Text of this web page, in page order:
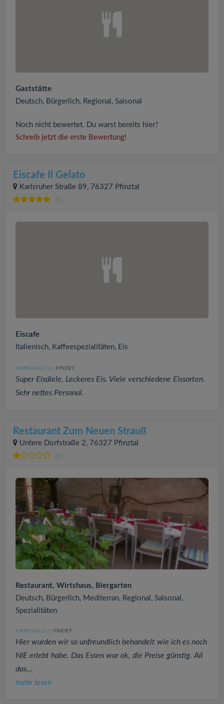
Gaststätte
Deutsch, Bürgerlich, Regional, Saisonal
Noch nicht bewertet. Du warst bereits hier?
Schreib jetzt die erste Bewertung!
Eiscafe Il Gelato
Karlsruher Straße 89, 76327 Pfinztal
(1)
Eiscafe
Italienisch, Kaffeespezialitäten, Eis
MARSCHALL (12 ) FINDET:
Super Eisdiele. Leckeres Eis. Viele verschiedene Eissorten.
Sehr nettes Personal.
Restaurant Zum Neuen Strauß
Untere Dorfstraße 2, 76327 Pfinztal
(1)
Restaurant, Wirtshaus, Biergarten
Deutsch, Bürgerlich, Mediterran, Regional, Saisonal,
Spezialitäten
KIMPOLDI (117 ) FINDET:
Hier wurden wir so unfreundlich behandelt wie ich es noch
NIE erlebt habe. Das Essen war ok, die Preise günstig. All
das...
mehr lesen